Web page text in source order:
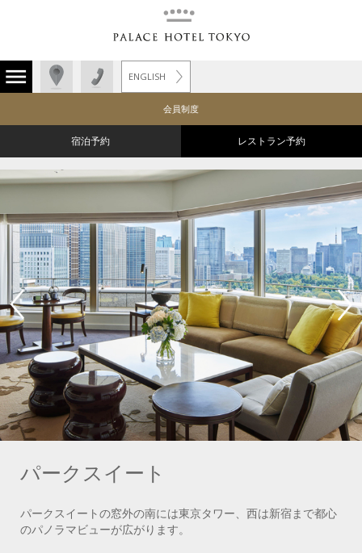
ENGLISH
会員制度
宿泊予約 レストラン予約
パークスイート
パークスイートの窓外の南には東京タワー、西は新宿まで都心
のパノラマビューが広がります。